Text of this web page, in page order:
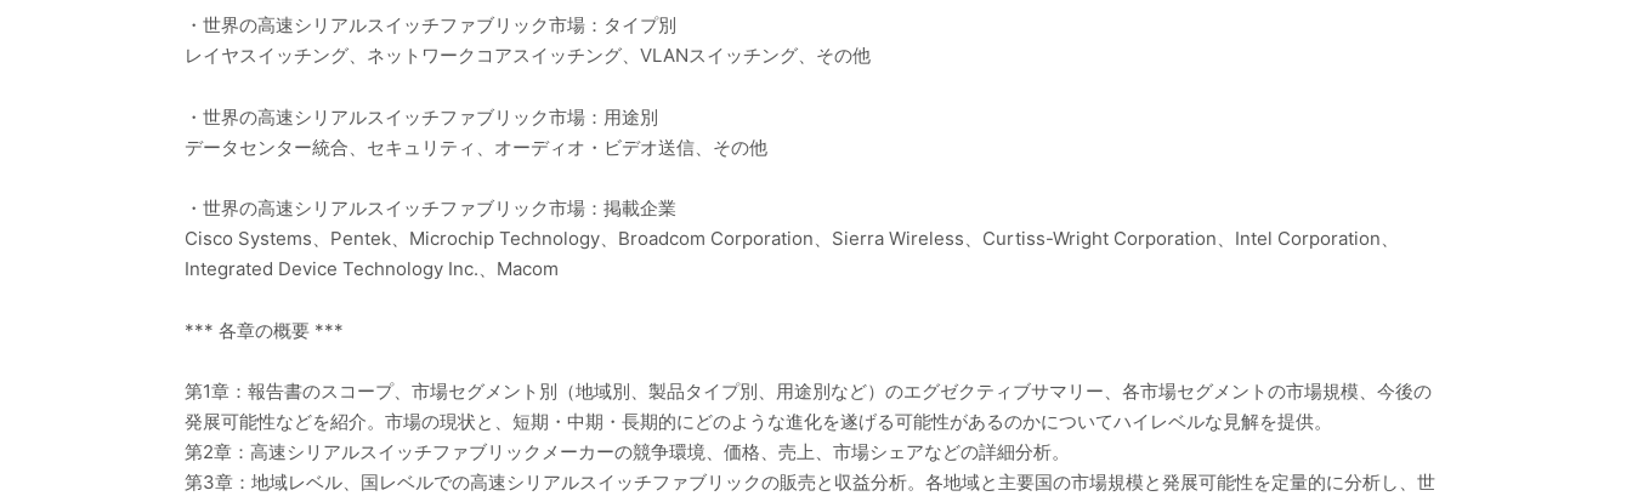
・世界の高速シリアルスイッチファブリック市場：タイプ別
レイヤスイッチング、ネットワークコアスイッチング、VLANスイッチング、その他
・世界の高速シリアルスイッチファブリック市場：用途別
データセンター統合、セキュリティ、オーディオ・ビデオ送信、その他
・世界の高速シリアルスイッチファブリック市場：掲載企業
Cisco Systems、Pentek、Microchip Technology、Broadcom Corporation、Sierra Wireless、Curtiss-Wright Corporation、Intel Corporation、
Integrated Device Technology Inc.、Macom
*** 各章の概要 ***
第1章：報告書のスコープ、市場セグメント別（地域別、製品タイプ別、用途別など）のエグゼクティブサマリー、各市場セグメントの市場規模、今後の
発展可能性などを紹介。市場の現状と、短期・中期・長期的にどのような進化を遂げる可能性があるのかについてハイレベルな見解を提供。
第2章：高速シリアルスイッチファブリックメーカーの競争環境、価格、売上、市場シェアなどの詳細分析。
第3章：地域レベル、国レベルでの高速シリアルスイッチファブリックの販売と収益分析。各地域と主要国の市場規模と発展可能性を定量的に分析し、世